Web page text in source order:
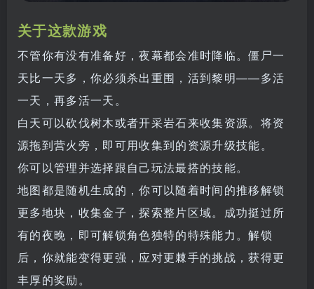
关于这款游戏
不管你有没有准备好，夜幕都会准时降临。僵尸一
天比一天多，你必须杀出重围，活到黎明——多活
一天，再多活一天。
白天可以砍伐树木或者开采岩石来收集资源。将资
源拖到营火旁，即可用收集到的资源升级技能。
你可以管理并选择跟自己玩法最搭的技能。
地图都是随机生成的，你可以随着时间的推移解锁
更多地块，收集金子，探索整片区域。成功挺过所
有的夜晚，即可解锁角色独特的特殊能力。解锁
后，你就能变得更强，应对更棘手的挑战，获得更
丰厚的奖励。